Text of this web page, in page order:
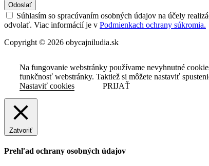
Odoslať
Súhlasím so spracúvaním osobných údajov na účely
odvolať. Viac informácií je v Podmienkach ochrany súkromia.
Copyright © 2026 obycajniludia.sk
Na fungovanie webstránky používame nevyhnutné
funkčnosť webstránky. Taktiež si môžete nastaviť
Nastaviť cookies
PRIJAŤ
Zatvoriť
Prehľad ochrany osobných údajov